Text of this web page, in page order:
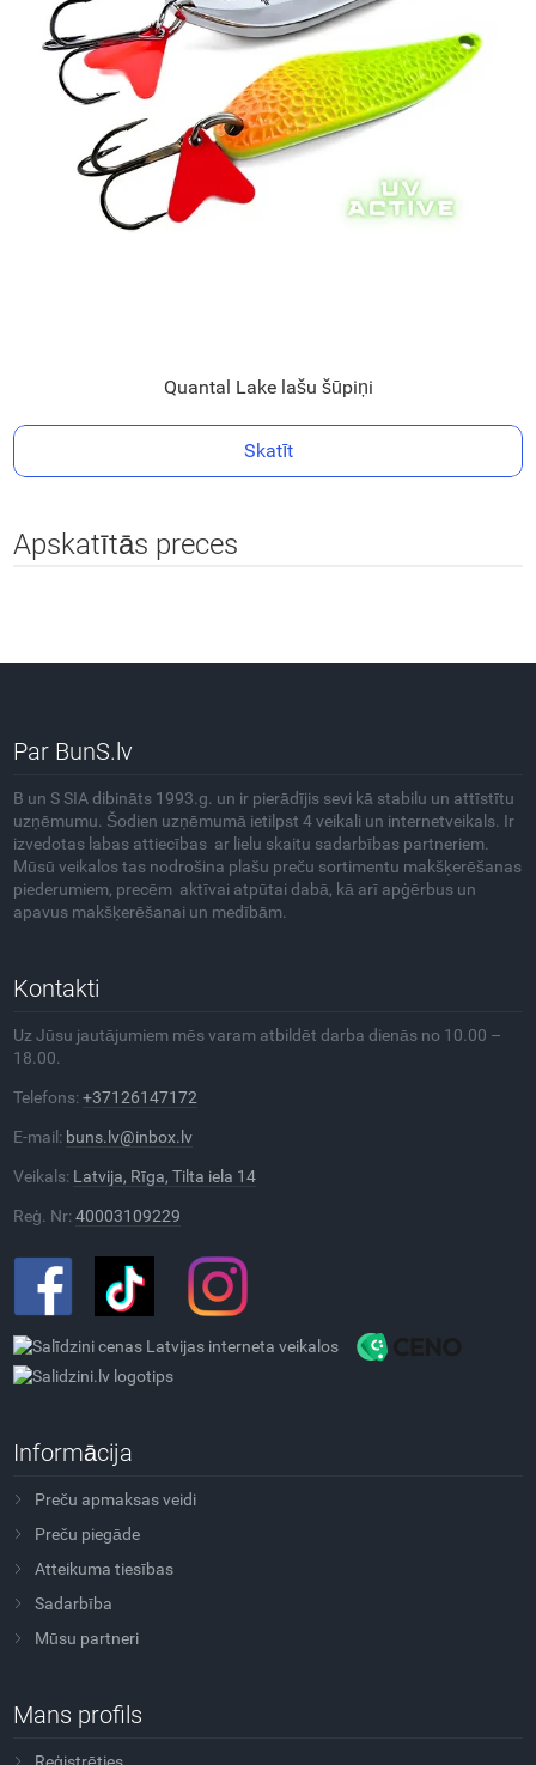
Quantal Lake lašu šūpiņi
Skatīt
Apskatītās preces
Par BunS.lv
B un S SIA dibināts 1993.g. un ir pierādījis sevi kā stabilu un attīstītu
uzņēmumu. Šodien uzņēmumā ietilpst 4 veikali un internetveikals. Ir
izvedotas labas attiecības ar lielu skaitu sadarbības partneriem.
Mūsū veikalos tas nodrošina plašu preču sortimentu makšķerēšanas
piederumiem, precēm aktīvai atpūtai dabā, kā arī apģērbus un
apavus makšķerēšanai un medībām.
Kontakti
Uz Jūsu jautājumiem mēs varam atbildēt darba dienās no 10.00 –
18.00.
Telefons:+37126147172
E-mail: buns.lv@inbox.lv
Veikals: Latvija, Rīga, Tilta iela 14
Reģ. Nr:40003109229
Informācija
Preču apmaksas veidi
Preču piegāde
Atteikuma tiesības
Sadarbība
Mūsu partneri
Mans profils